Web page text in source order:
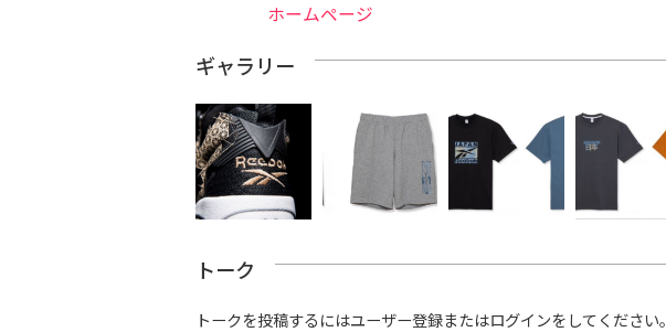
ホームページ
ギャラリー
トーク
トークを投稿するにはユーザー登録またはログインをしてください。